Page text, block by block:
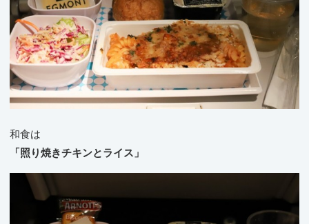
和食は
「照り焼きチキンとライス」